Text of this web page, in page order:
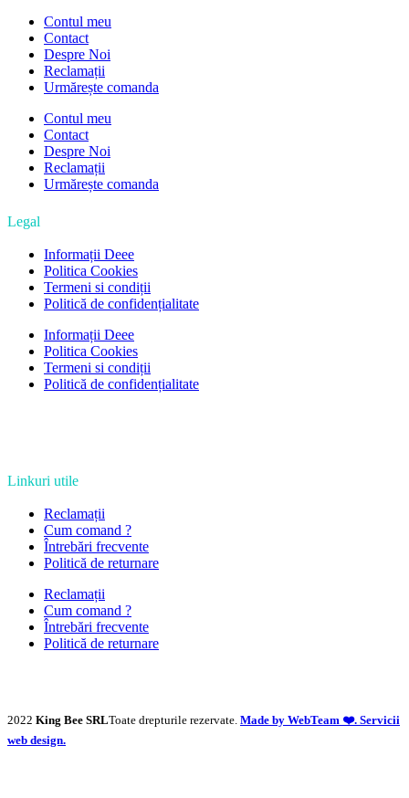
Contul meu
Contact
Despre Noi
Reclamații
Urmărește comanda
Contul meu
Contact
Despre Noi
Reclamații
Urmărește comanda
Legal
Informații Deee
Politica Cookies
Termeni si condiții
Politică de confidențialitate
Informații Deee
Politica Cookies
Termeni si condiții
Politică de confidențialitate
Linkuri utile
Reclamații
Cum comand ?
Întrebări frecvente
Politică de returnare
Reclamații
Cum comand ?
Întrebări frecvente
Politică de returnare
2022 King Bee SRLToate drepturile rezervate. Made by WebTeam ❤️. Servicii
web design.